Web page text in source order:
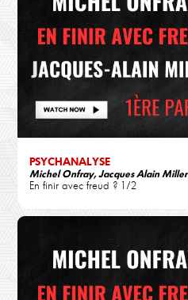
PSYCHANALYSE
Michel Onfray, Jacques Alain Miller
En finir avec freud ? 1/2